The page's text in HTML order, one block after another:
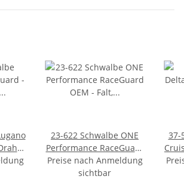
23-622 Schwalbe ONE
Performance RaceGuard
OEM - Falt, Addix -
Schwarz
Preise nach Anmeldung
sichtbar
37-